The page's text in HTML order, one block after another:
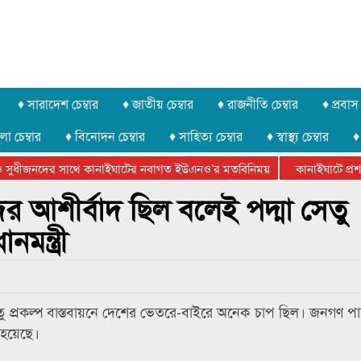
♦ সারাদেশ চেম্বার ♦ জাতীয় চেম্বার ♦ রাজনীতি চেম্বার ♦ প্রবাস
চেম্বার ♦ বিনোদন চেম্বার ♦ সাহিত্য চেম্বার ♦ স্বাস্থ্য চেম্বার
সাথে কানাইঘাটের নবাগত ইউএনও’র মতবিনিময় কানাইঘাটে
ফেডারেশানের বিভাগীয় অভিনয় কর্মশালা সম্পন্ন
আশীর্বাদ ছিল বলেই পদ্মা সেতু
প্রকল্প বাস্তবায়নে দেশের ভেতরে-বাইরে অনেক চাপ ছিল। জনগণ